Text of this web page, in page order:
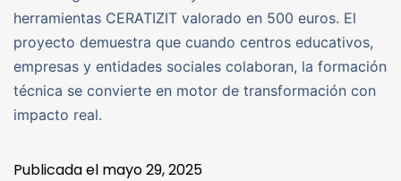
herramientas CERATIZIT valorado en 500 euros. El
proyecto demuestra que cuando centros educativos,
empresas y entidades sociales colaboran, la formación
técnica se convierte en motor de transformación con
impacto real.
Publicada el mayo 29, 2025